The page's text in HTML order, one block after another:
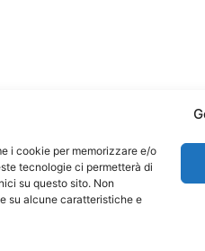
i cookie per memorizzare e/o
tecnologie ci permetterà di
su questo sito. Non
su alcune caratteristiche e